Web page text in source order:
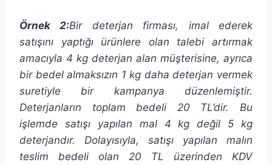
Örnek 2:Bir deterjan firması, imal ederek
satışını yaptığı ürünlere olan talebi artırmak
amacıyla 4 kg deterjan alan müşterisine, ayrıca
bir bedel almaksızın 1 kg daha deterjan vermek
suretiyle bir kampanya düzenlemiştir.
Deterjanların toplam bedeli 20 TL’dir. Bu
işlemde satışı yapılan mal 4 kg değil 5 kg
deterjandır. Dolayısıyla, satışı yapılan malın
teslim bedeli olan 20 TL üzerinden KDV